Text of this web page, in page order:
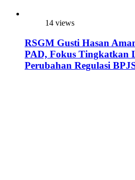
14 views
RSGM Gusti Hasan
PAD, Fokus Tingkatkan
Perubahan Regulasi